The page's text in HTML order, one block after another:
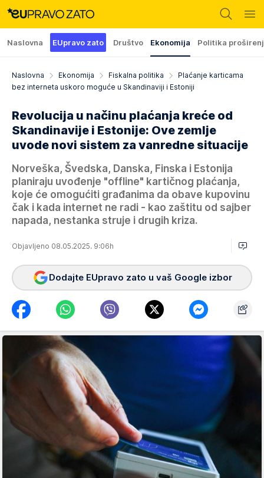
Naslovna EUpravo zato Društvo Ekonomija Politika
Naslovna Ekonomija Fiskalna politika
Plaćanje karticama
bez interneta uskoro moguće u Skandinaviji i Estoniji
Revolucija u načinu plaćanja kreće od
Skandinavije i Estonije: Ove zemlje
uvode novi sistem za vanredne situacije
Norveška, Švedska, Danska, Finska i Estonija
planiraju uvođenje "offline" kartičnog plaćanja,
koje će omogućiti građanima da obave kupovinu
čak i kada internet ne radi - kao zaštitu od sajber
napada, nestanka struje i drugih kriza.
Objavljeno 08.05.2025. 9:06h
Dodajte EUpravo zato u vaš Google izbor